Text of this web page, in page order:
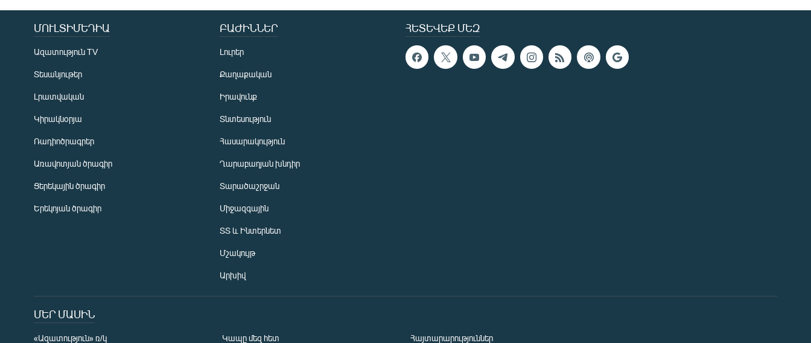
ՀԵՏԵՎԵՔ ՄԵԶ
ՄՈՒԼՏԻՄԵԴԻԱ
Ազատություն TV
Տեսանյութեր
Լրատվական
Կիրակնօրյա
Ռադիոծրագրեր
Առավոտյան ծրագիր
Ցերեկային ծրագիր
Երեկոյան ծրագիր
ԲԱԺԻՆՆԵՐ
Լուրեր
Քաղաքական
Իրավունք
Տնտեսություն
Հասարակություն
Ղարաբաղյան խնդիր
Տարածաշրջան
Միջազգային
ՏՏ և Ինտերնետ
Մշակույթ
Արխիվ
ՄԵՐ ՄԱՍԻՆ
«Ազատություն» ռ/կ Կապը մեզ հետ Հայտարարություններ